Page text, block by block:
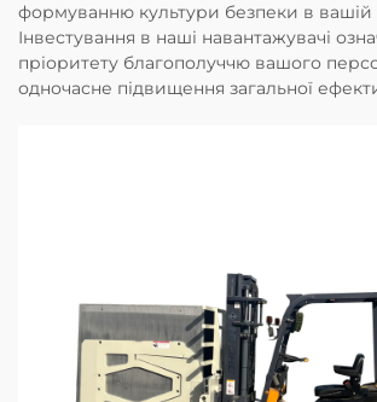
формуванню культури безпеки в вашій
Інвестування в наші навантажувачі
пріоритету благополуччю вашого
одночасне підвищення загальної